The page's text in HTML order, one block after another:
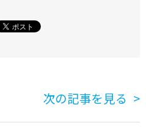
次の記事を見る